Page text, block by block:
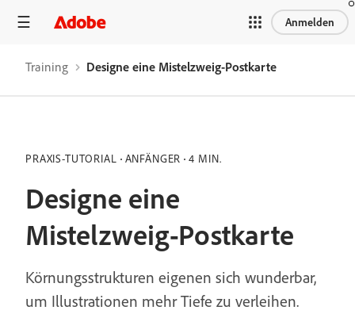
Anmelden
Training Designe eine Mistelzweig-Postkarte
PRAXIS-TUTORIAL ANFÄNGER 4 MIN.
Designe eine
Mistelzweig-Postkarte
Körnungsstrukturen eigenen sich wunderbar,
um Illustrationen mehr Tiefe zu verleihen.